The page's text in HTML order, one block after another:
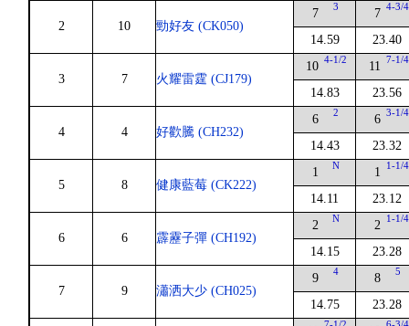
2 10 勁好友 (CK050)
7 3
14.59
7 4-3/4
23.40
3 7 火耀雷霆 (CJ179)
10 4-1/2
14.83
11 7-1/4
23.56
4 4 好歡騰 (CH232)
6 2
14.43
6 3-1/4
23.32
5 8 健康藍莓 (CK222)
1 N
14.11
1 1-1/4
23.12
6 6 霹靂子彈 (CH192)
2 N
14.15
2 1-1/4
23.28
7 9 瀟洒大少 (CH025)
9 4
14.75
8 5
23.28